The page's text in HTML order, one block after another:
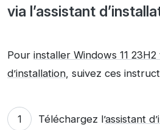
via l’assistant
Pour installer Windows 11 23H2
d’installation , suivez ces
Téléchargez l’assistant